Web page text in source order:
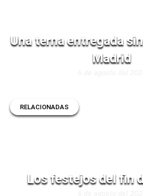
Una terna entregada
Madrid
RELACIONADAS
Los festejos del fin